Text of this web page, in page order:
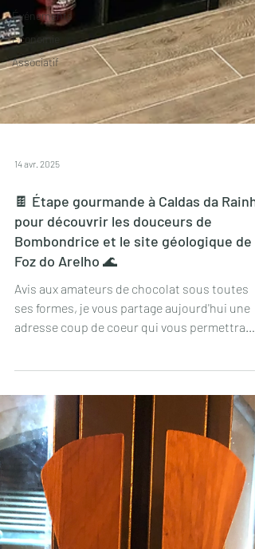
Événements
Economie
Associatif
🍫 Étape gourmande à Caldas da Rainha
pour découvrir les douceurs de
Bombondrice et le site géologique de
Foz do Arelho 🌊
Avis aux amateurs de chocolat sous toutes
ses formes, je vous partage aujourd'hui une
de...